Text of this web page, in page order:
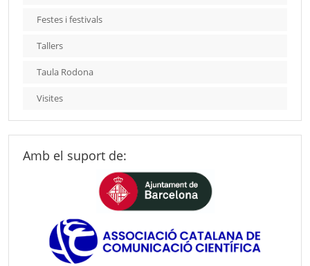
Festes i festivals
Tallers
Taula Rodona
Visites
Amb el suport de: